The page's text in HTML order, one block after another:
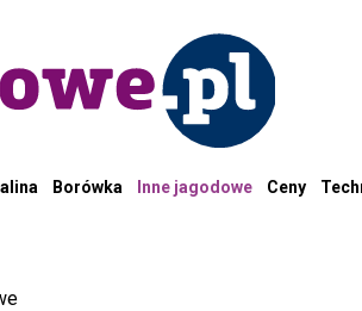
Borówka Inne jagodowe Ceny